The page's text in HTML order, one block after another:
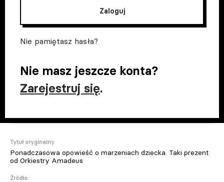
Zaloguj
Nie pamiętasz hasła?
Nie masz jeszcze konta?
Zarejestruj się.
Tytuł oryginalny
Ponadczasowa opowieść o marzeniach dziecka. Taki prezent
od Orkiestry Amadeus
Źródło: